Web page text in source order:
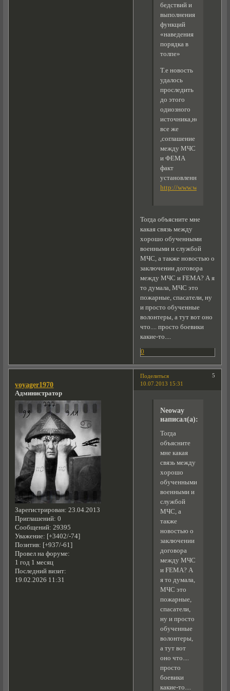
бедствий и
выполнения
функций
«наведения
порядка в
толпе»
Т.е новость
удалось
проследить
до этого
одиозного
источника,но
все же
,соглашение
между МЧС
и ФЕМА
факт
установленный.
http://
Тогда объясните мне
какая связь между
хорошо обученными
военными и службой
МЧС, а также новостью о
заключении договора
между МЧС и FEMA? А я
то думала, МЧС это
пожарные, спасатели, ну
и просто обученные
волонтеры, а тут вот оно
что.... просто боевики
какие-то....
0
Поделиться
5
10.07.2013 15:31
voyager1970
Администратор
Зарегистрирован: 23.04.2013
Приглашений: 0
Сообщений: 29395
Уважение: [+3402/-74]
Позитив: [+937/-61]
Провел на форуме:
1 год 1 месяц
Последний визит:
19.02.2026 11:31
Neoway
написал(а):
Тогда
объясните
мне какая
связь между
хорошо
обученными
военными и
службой
МЧС, а
также
новостью о
заключении
договора
между МЧС
и FEMA? А
я то думала,
МЧС это
пожарные,
спасатели,
ну и просто
обученные
волонтеры,
а тут вот
оно что....
просто
боевики
какие-то....